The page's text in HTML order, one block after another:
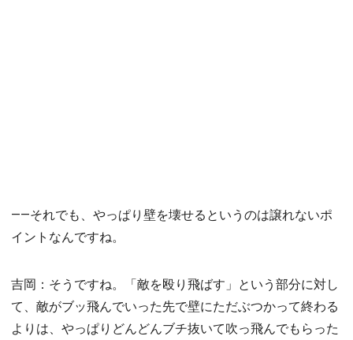
――それでも、やっぱり壁を壊せるというのは譲れないポ
イントなんですね。
吉岡：そうですね。「敵を殴り飛ばす」という部分に対し
て、敵がブッ飛んでいった先で壁にただぶつかって終わる
よりは、やっぱりどんどんブチ抜いて吹っ飛んでもらった